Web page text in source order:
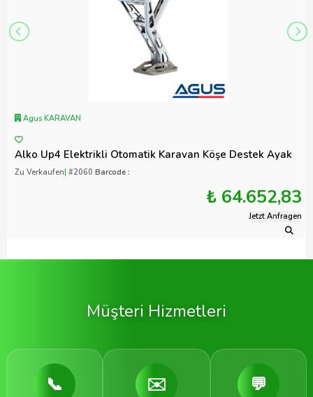
Agus KARAVAN
Alko Up4 Elektrikli Otomatik Karavan Köşe Destek Ayak
Zu Verkaufen| #2060 Barcode :
₺ 64.652,83
Jetzt Anfragen
Müşteri Hizmetleri
📞 ✉️ 💬